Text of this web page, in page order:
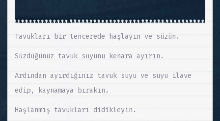
Tavukları bir tencerede haşlayın ve süzün.
Süzdüğünüz tavuk suyunu kenara ayırın.
Ardından ayırdığınız tavuk suyu ve suyu ilave
edip, kaynamaya bırakın.
Haşlanmış tavukları didikleyin.